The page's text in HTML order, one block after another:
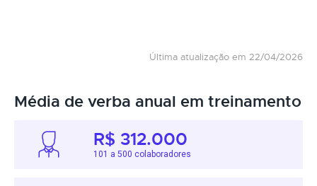
Última atualização em 22/04/2026
Média de verba anual em treinamento
R$ 312.000
101 a 500 colaboradores